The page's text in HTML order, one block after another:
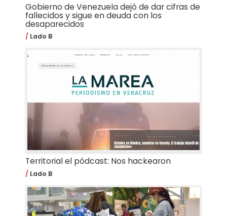
Gobierno de Venezuela dejó de dar cifras de
fallecidos y sigue en deuda con los
desaparecidos
Lado B
Territorial el pódcast: Nos hackearon
Lado B